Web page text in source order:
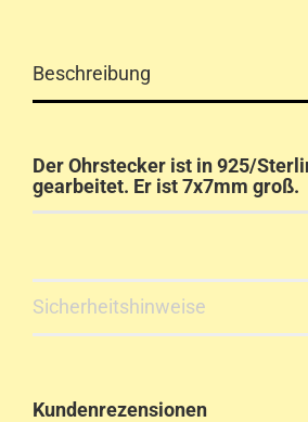
Beschreibung
Der Ohrstecker ist in 925/
gearbeitet. Er ist 7x7mm groß.
Sicherheitshinweise
Kundenrezensionen